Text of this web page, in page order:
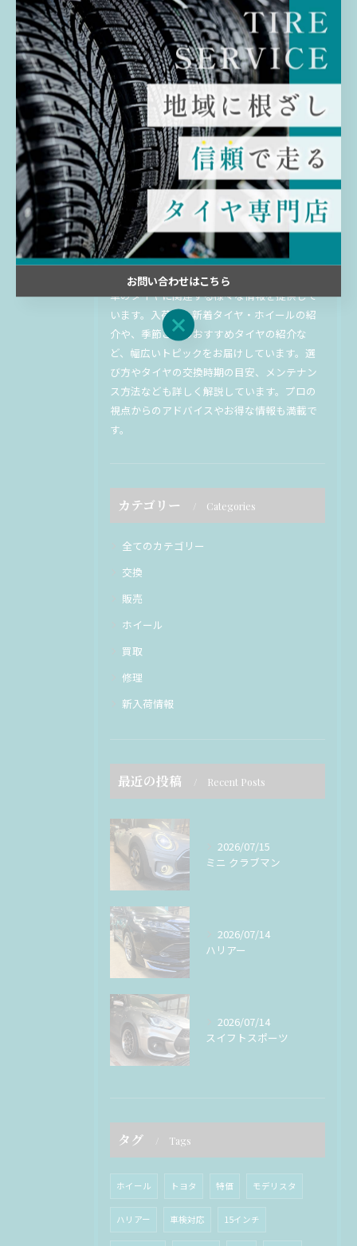
< 前のページ 一覧に戻る 次のページ >
関連タグ
#千葉 #佐倉 #持ち込み #中古 #タイヤ
最新のタイヤの入荷情報などをお
届け
車のタイヤに関連する様々な情報を提供して
います。入荷した新着タイヤ・ホイールの紹
介や、季節ごとのおすすめタイヤの紹介な
ど、幅広いトピックをお届けしています。選
び方やタイヤの交換時期の目安、メンテナン
ス方法なども詳しく解説しています。プロの
視点からのアドバイスやお得な情報も満載で
す。
カテゴリー Categories
全てのカテゴリー
交換
販売
ホイール
買取
修理
新入荷情報
最近の投稿 Recent Posts
2026/07/15
ミニ クラブマン
2026/07/14
ハリアー
2026/07/14
スイフトスポーツ
タグ Tags
ホイール トヨタ 特価 モデリスタ
ハリアー 車検対応 15インチ
お問い合わせはこちら
お問い合わせはこちら